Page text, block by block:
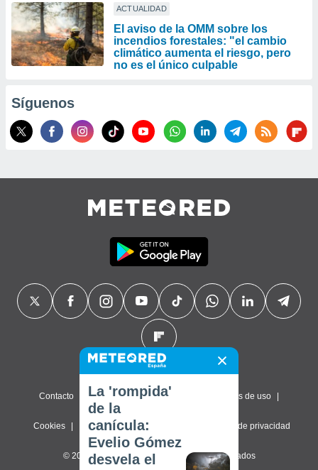
ACTUALIDAD
El aviso de la OMM sobre los
incendios forestales: "el cambio
climático aumenta el riesgo, pero
no es el único culpable
Síguenos
Contacto Sobre nosotros Términos de uso
Cookies Política de privacidad Configuración de privacidad
© 2026 Meteored. Todos los derechos reservados
La 'rompida'
de la
canícula:
Evelio Gómez
desvela el